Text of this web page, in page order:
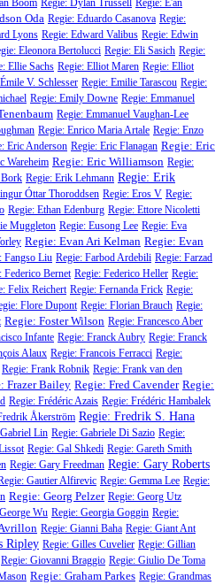
Boom Regie: Dylan Trussell Regie: E'an
Oda Regie: Eduardo Casanova Regie:
Lyons Regie: Edward Valibus Regie: Edwin
Eleonora Bertolucci Regie: Eli Sasich Regie:
Ellie Sachs Regie: Elliot Maren Regie: Elliot
V. Schlesser Regie: Emilie Tarascou Regie:
Regie: Emily Downe Regie: Emmanuel
Regie: Emmanuel Vaughan-Lee
Regie: Enrico Maria Artale Regie: Enzo
Eric Anderson Regie: Eric Flanagan Regie: Eric
Wareheim Regie: Eric Williamson Regie:
Regie: Erik Lehmann Regie: Erik
Óttar Thoroddsen Regie: Eros V Regie:
Regie: Ethan Edenburg Regie: Ettore Nicoletti
Muggleton Regie: Eusong Lee Regie: Eva
Regie: Evan Ari Kelman Regie: Evan
Fangso Liu Regie: Farbod Ardebili Regie: Farzad
Federico Bernet Regie: Federico Heller Regie:
Felix Reichert Regie: Fernanda Frick Regie:
Flore Dupont Regie: Florian Brauch Regie:
Regie: Foster Wilson Regie: Francesco Aber
Infante Regie: Franck Aubry Regie: Franck
Alaux Regie: Francois Ferracci Regie:
Regie: Frank Robnik Regie: Frank van den
Frazer Bailey Regie: Fred Cavender Regie:
Regie: Frédéric Azais Regie: Frédéric Hambalek
Åkerström Regie: Fredrik S. Hana
Lin Regie: Gabriele Di Sazio Regie:
Regie: Gal Shkedi Regie: Gareth Smith
Regie: Gary Freedman Regie: Gary Roberts
Gautier Alfirevic Regie: Gemma Lee Regie:
Regie: Georg Pelzer Regie: Georg Utz
Wu Regie: Georgia Goggin Regie:
Regie: Gianni Baha Regie: Giant Ant
Ripley Regie: Gilles Cuvelier Regie: Gillian
Regie: Giovanni Braggio Regie: Giulio De Toma
Regie: Graham Parkes Regie: Grandmas